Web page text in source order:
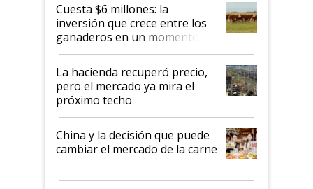
Cuesta $6 millones: la
inversión que crece entre los
ganaderos en un momento
histórico para la actividad
La hacienda recuperó precio,
pero el mercado ya mira el
próximo techo
China y la decisión que puede
cambiar el mercado de la carne